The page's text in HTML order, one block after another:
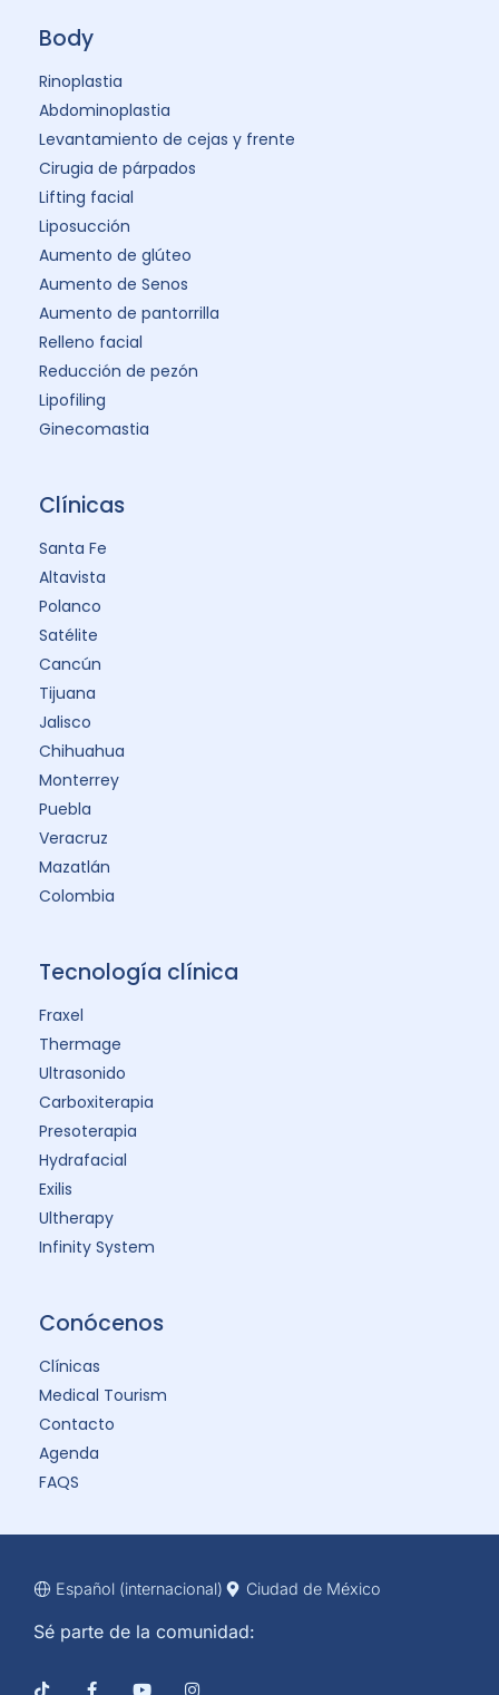
Body
Rinoplastia
Abdominoplastia
Levantamiento de cejas y frente
Cirugia de párpados
Lifting facial
Liposucción
Aumento de glúteo
Aumento de Senos
Aumento de pantorrilla
Relleno facial
Reducción de pezón
Lipofiling
Ginecomastia
Clínicas
Santa Fe
Altavista
Polanco
Satélite
Cancún
Tijuana
Jalisco
Chihuahua
Monterrey
Puebla
Veracruz
Mazatlán
Colombia
Tecnología clínica
Fraxel
Thermage
Ultrasonido
Carboxiterapia
Presoterapia
Hydrafacial
Exilis
Ultherapy
Infinity System
Conócenos
Clínicas
Medical Tourism
Contacto
Agenda
FAQS
Español (internacional) Ciudad de México
Sé parte de la comunidad: